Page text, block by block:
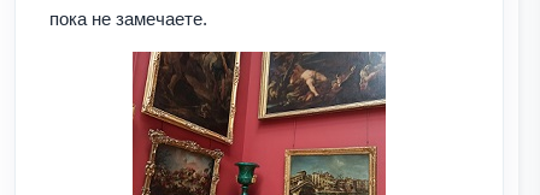
пока не замечаете.